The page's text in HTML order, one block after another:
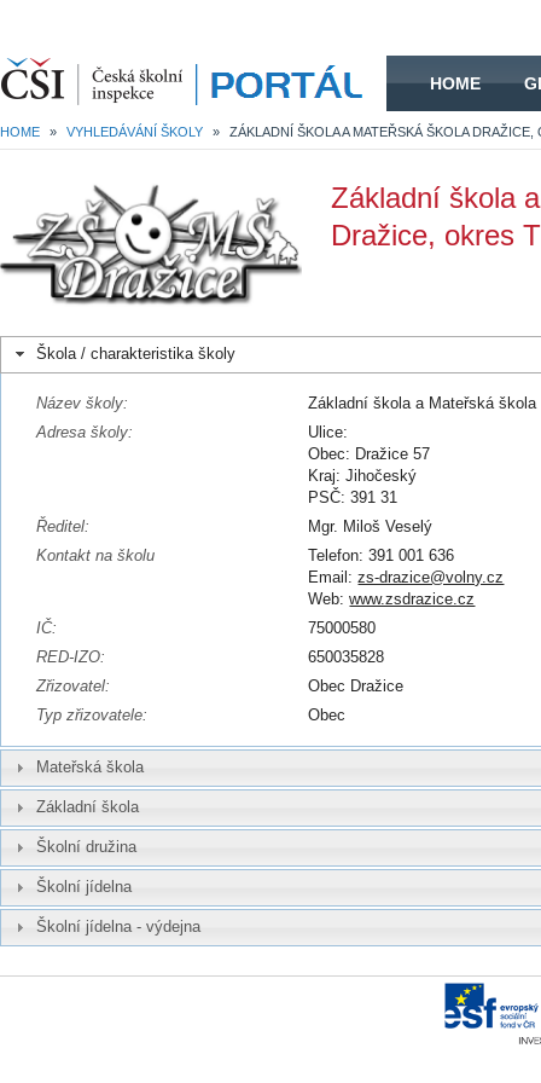
HOME
HOME » VYHLEDÁVÁNÍ ŠKOLY »
Základní škola
Dražice, okres
Škola / charakteristika školy
Název školy:
Základní škola a Mateřská
Adresa školy:
Ulice:
Obec: Dražice 57
Kraj: Jihočeský
PSČ: 391 31
Ředitel:
Mgr. Miloš Veselý
Kontakt na školu
Telefon: 391 001 636
Email:zs-drazice@volny.cz
Web:www.zsdrazice.cz
IČ:
75000580
RED-IZO:
650035828
Zřizovatel:
Obec Dražice
Typ zřizovatele:
Obec
Mateřská škola
Základní škola
Školní družina
Školní jídelna
Školní jídelna - výdejna